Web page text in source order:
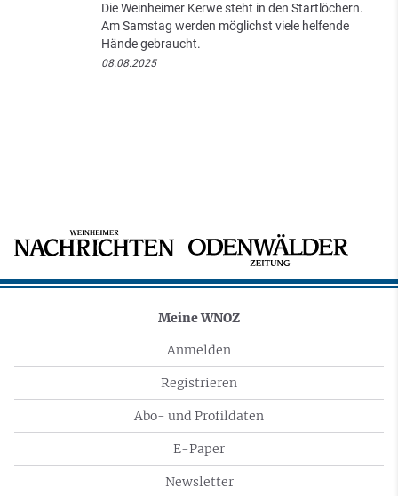
Die Weinheimer Kerwe steht in den Startlöchern.
Am Samstag werden möglichst viele helfende
Hände gebraucht.
08.08.2025
Meine WNOZ
Anmelden
Registrieren
Abo- und Profildaten
E-Paper
Newsletter